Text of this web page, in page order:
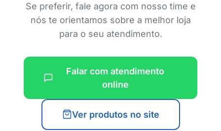
Se preferir, fale agora com nosso time e
nós te orientamos sobre a melhor loja
para o seu atendimento.
Falar com atendimento
online
Ver produtos no site